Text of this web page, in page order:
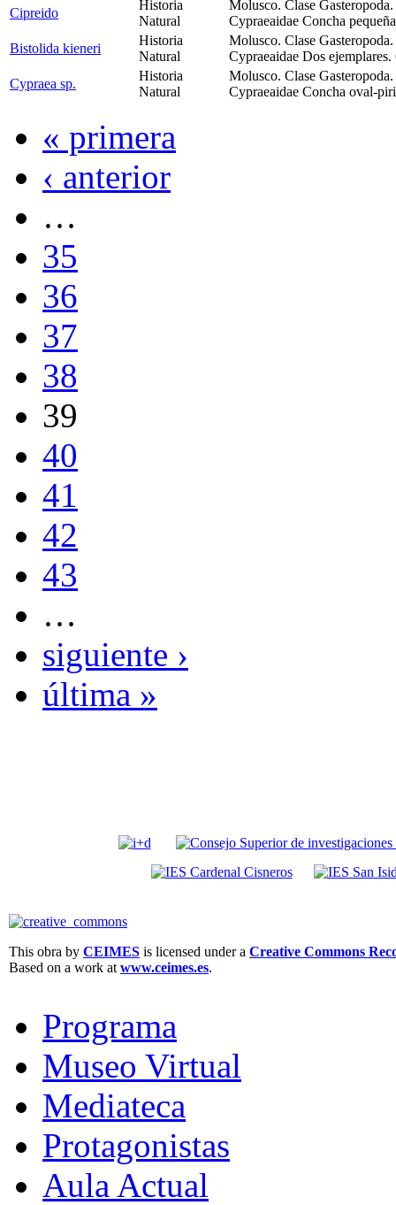
Cipreido
Historia
Natural
Molusco. Clase
Cypraeaidae Concha
Bistolida kieneri
Historia
Natural
Molusco. Clase
Cypraeaidae Dos
Cypraea sp.
Historia
Natural
Molusco. Clase
Cypraeaidae Concha oval-
« primera
‹ anterior
…
35
36
37
38
39
40
41
42
43
…
siguiente ›
última »
This obra by CEIMES is licensed under a Creative Commons
Based on a work at www.ceimes.es.
Programa
Museo Virtual
Mediateca
Protagonistas
Aula Actual